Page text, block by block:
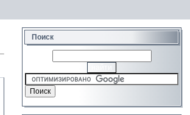
Поиск